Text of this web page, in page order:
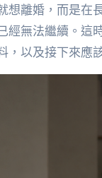
想離婚，而是在
經無法繼續。這
，以及接下來應